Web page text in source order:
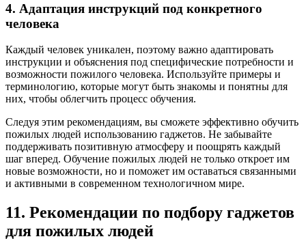
4. Адаптация инструкций под конкретного
человека
Каждый человек уникален, поэтому важно адаптировать
инструкции и объяснения под специфические потребности и
возможности пожилого человека. Используйте примеры и
терминологию, которые могут быть знакомы и понятны для
них, чтобы облегчить процесс обучения.
Следуя этим рекомендациям, вы сможете эффективно обучить
пожилых людей использованию гаджетов. Не забывайте
поддерживать позитивную атмосферу и поощрять каждый
шаг вперед. Обучение пожилых людей не только откроет им
новые возможности, но и поможет им оставаться связанными
и активными в современном технологичном мире.
11. Рекомендации по подбору гаджетов
для пожилых людей